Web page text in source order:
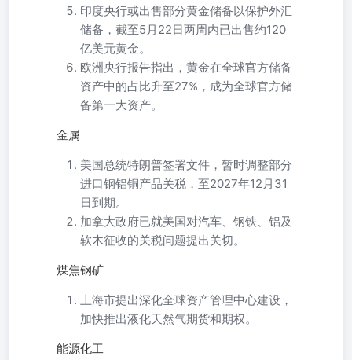
印度央行或出售部分黄金储备以保护外汇
储备，截至5月22日两周内已出售约120
亿美元黄金。
欧洲央行报告指出，黄金在全球官方储备
资产中的占比升至27%，成为全球官方储
备第一大资产。
金属
美国总统特朗普签署文件，暂时调整部分
进口钢铝铜产品关税，至2027年12月31
日到期。
加拿大政府已就美国对汽车、钢铁、铝及
软木征收的关税问题提出关切。
煤焦钢矿
上海市提出深化全球资产管理中心建设，
加快推出液化天然气期货和期权。
能源化工